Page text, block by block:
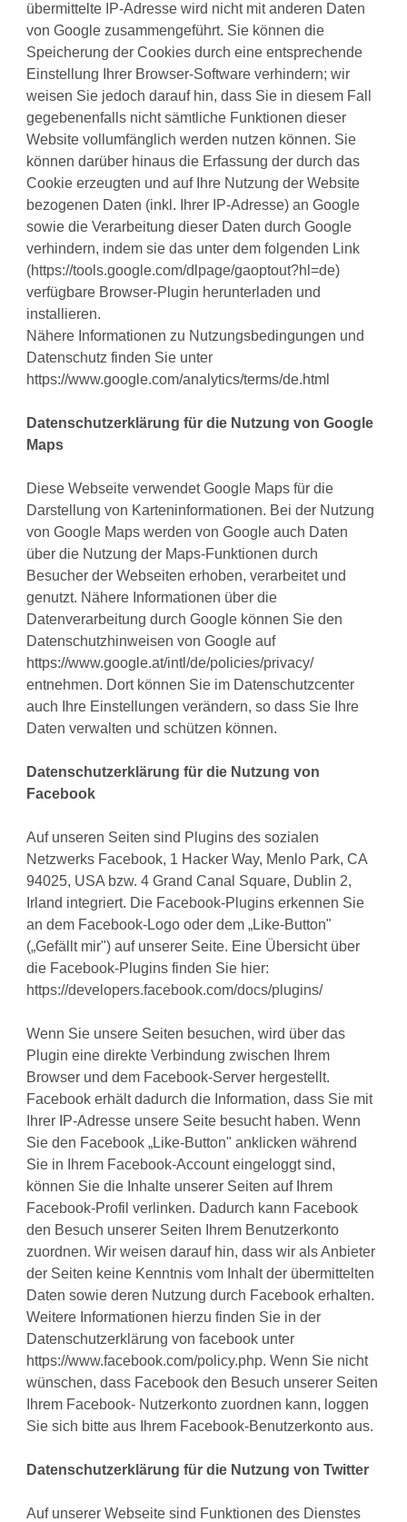
übermittelte IP-Adresse wird nicht mit anderen Daten
von Google zusammengeführt. Sie können die
Speicherung der Cookies durch eine entsprechende
Einstellung Ihrer Browser-Software verhindern; wir
weisen Sie jedoch darauf hin, dass Sie in diesem Fall
gegebenenfalls nicht sämtliche Funktionen dieser
Website vollumfänglich werden nutzen können. Sie
können darüber hinaus die Erfassung der durch das
Cookie erzeugten und auf Ihre Nutzung der Website
bezogenen Daten (inkl. Ihrer IP-Adresse) an Google
sowie die Verarbeitung dieser Daten durch Google
verhindern, indem sie das unter dem folgenden Link
(https://tools.google.com/dlpage/gaoptout?hl=de)
verfügbare Browser-Plugin herunterladen und
installieren.
Nähere Informationen zu Nutzungsbedingungen und
Datenschutz finden Sie unter
https://www.google.com/analytics/terms/de.html
Datenschutzerklärung für die Nutzung von Google
Maps
Diese Webseite verwendet Google Maps für die
Darstellung von Karteninformationen. Bei der Nutzung
von Google Maps werden von Google auch Daten
über die Nutzung der Maps-Funktionen durch
Besucher der Webseiten erhoben, verarbeitet und
genutzt. Nähere Informationen über die
Datenverarbeitung durch Google können Sie den
Datenschutzhinweisen von Google auf
https://www.google.at/intl/de/policies/privacy/
entnehmen. Dort können Sie im Datenschutzcenter
auch Ihre Einstellungen verändern, so dass Sie Ihre
Daten verwalten und schützen können.
Datenschutzerklärung für die Nutzung von
Facebook
Auf unseren Seiten sind Plugins des sozialen
Netzwerks Facebook, 1 Hacker Way, Menlo Park, CA
94025, USA bzw. 4 Grand Canal Square, Dublin 2,
Irland integriert. Die Facebook-Plugins erkennen Sie
an dem Facebook-Logo oder dem „Like-Button"
(„Gefällt mir") auf unserer Seite. Eine Übersicht über
die Facebook-Plugins finden Sie hier:
https://developers.facebook.com/docs/plugins/
Wenn Sie unsere Seiten besuchen, wird über das
Plugin eine direkte Verbindung zwischen Ihrem
Browser und dem Facebook-Server hergestellt.
Facebook erhält dadurch die Information, dass Sie mit
Ihrer IP-Adresse unsere Seite besucht haben. Wenn
Sie den Facebook „Like-Button" anklicken während
Sie in Ihrem Facebook-Account eingeloggt sind,
können Sie die Inhalte unserer Seiten auf Ihrem
Facebook-Profil verlinken. Dadurch kann Facebook
den Besuch unserer Seiten Ihrem Benutzerkonto
zuordnen. Wir weisen darauf hin, dass wir als Anbieter
der Seiten keine Kenntnis vom Inhalt der übermittelten
Daten sowie deren Nutzung durch Facebook erhalten.
Weitere Informationen hierzu finden Sie in der
Datenschutzerklärung von facebook unter
https://www.facebook.com/policy.php. Wenn Sie nicht
wünschen, dass Facebook den Besuch unserer Seiten
Ihrem Facebook- Nutzerkonto zuordnen kann, loggen
Sie sich bitte aus Ihrem Facebook-Benutzerkonto aus.
Datenschutzerklärung für die Nutzung von Twitter
Auf unserer Webseite sind Funktionen des Dienstes